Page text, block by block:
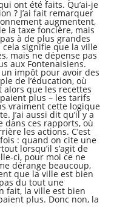
ont été faits. Qu’ai-je
? J’ai fait remarquer
augmentent,
la taxe foncière, mais
à de plus grandes
signifie que la ville
mais ne dépense pas
aux Fontenaisiens.
un impôt pour avoir des
de l’éducation, où
alors que les recettes
plus – les tarifs
vraiment cette logique
J’ai aussi dit qu’il y a
dans ces rapports, où
les actions. C’est
: quand on cite une
lorsqu’il s’agit de
ci, pour moi ce ne
dérange beaucoup,
que la ville est bien
du tout une
fait, la ville est bien
plus. Donc non, la